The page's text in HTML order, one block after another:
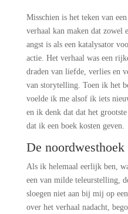
Misschien is het teken van
verhaal kan maken dat zowel
angst is als een katalysator
actie. Het verhaal was een
draden van liefde, verlies en
van storytelling. Toen ik het
voelde ik me alsof ik iets
en ik denk dat dat het
dat ik een boek kosten geven.
De noordwesthoek
Als ik helemaal eerlijk ben,
een van milde teleurstelling,
sloegen niet aan bij mij op
over het verhaal nadacht,